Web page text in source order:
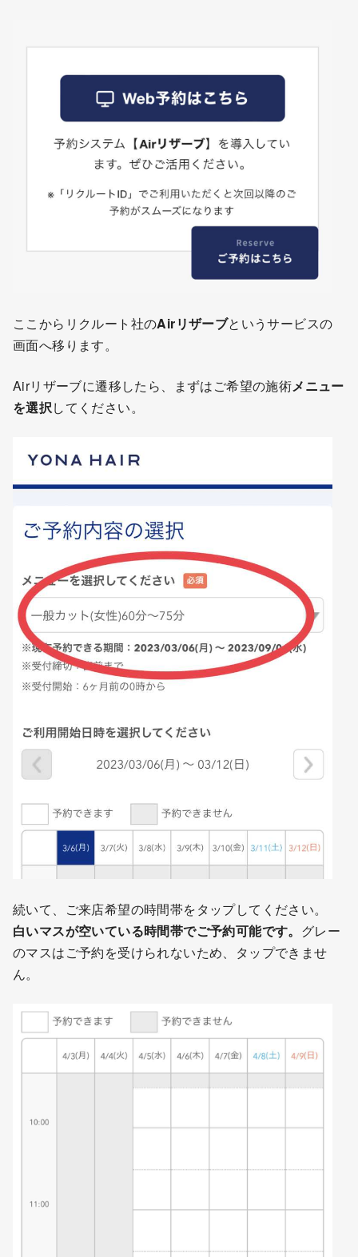
ここからリクルート社のAirリザーブというサービスの
画面へ移ります。
Airリザーブに遷移したら、まずはご希望の施術メニュー
を選択してください。
続いて、ご来店希望の時間帯をタップしてください。
白いマスが空いている時間帯でご予約可能です。 グレー
のマスはご予約を受けられないため、タップできませ
ん。